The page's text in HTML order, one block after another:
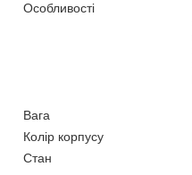
Особливості
Вага
Колір корпусу
Стан